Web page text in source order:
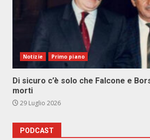
Notizie Primo piano
Di sicuro c’è solo che Falcone e
morti
29 Luglio 2026
PODCAST